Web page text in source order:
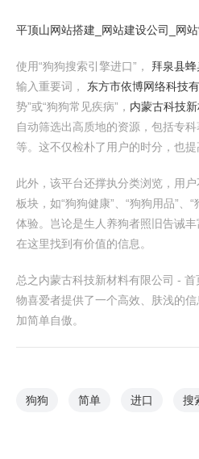
平顶山网站搭建_网站建设公司_网
使用“狗狗搜索引擎进口”， 拜泉县
输入重要词， 东方市依博网络科技
势”或“狗狗常见疾病”， 内蒙古科技
自动筛选出高质地的资源，包括专
等。这不仅检朴了用户的时分，也提
此外，该平台还撑执分类浏览，用
板块，如“狗狗健康”、“狗狗用品”、
体验。岂论是生人养狗者照旧告诫
在这里找到有价值的信息。
总之内蒙古科技新材料有限公司 - 首
物喜爱者提供了一个高效、肤浅的
加简单自傲。
狗狗 简单 进口 搜